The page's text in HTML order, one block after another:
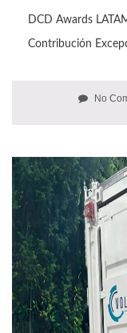
DCD Awards
Contribución
No